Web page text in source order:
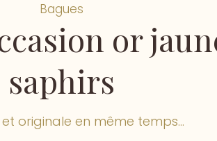
Bagues
or
saphirs
originale en même temps...